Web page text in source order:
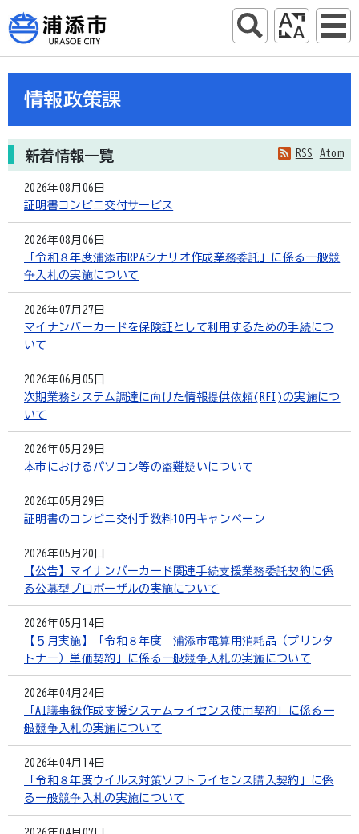
情報政策課
RSS Atom
新着情報一覧
2026年08月06日
証明書コンビニ交付サービス
2026年08月06日
「令和８年度浦添市RPAシナリオ作成業務委託」に係る一般競
争入札の実施について
2026年07月27日
マイナンバーカードを保険証として利用するための手続につ
いて
2026年06月05日
次期業務システム調達に向けた情報提供依頼(RFI)の実施につ
いて
2026年05月29日
本市におけるパソコン等の盗難疑いについて
2026年05月29日
証明書のコンビニ交付手数料10円キャンペーン
2026年05月20日
【公告】マイナンバーカード関連手続支援業務委託契約に係
る公募型プロポーザルの実施について
2026年05月14日
【５月実施】「令和８年度 浦添市電算用消耗品（プリンタ
トナー）単価契約」に係る一般競争入札の実施について
2026年04月24日
「AI議事録作成支援システムライセンス使用契約」に係る一
般競争入札の実施について
2026年04月14日
「令和８年度ウイルス対策ソフトライセンス購入契約」に係
る一般競争入札の実施について